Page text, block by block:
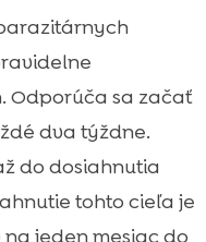
Odporúča sa začať
dva týždne.
do dosiahnutia
tohto cieľa je
jeden mesiac do